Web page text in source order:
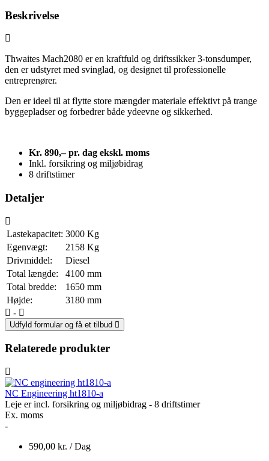
Beskrivelse
Thwaites Mach2080 er en kraftfuld og driftssikker 3-tonsdumper,
den er udstyret med svinglad, og designet til professionelle
entreprenører.
Den er ideel til at flytte store mængder materiale effektivt på trange
byggepladser og forbedrer både ydeevne og sikkerhed.
Kr. 890,– pr. dag ekskl. moms
Inkl. forsikring og miljøbidrag
8 driftstimer
Detaljer
Lastekapacitet: 3000 Kg
Egenvægt:
2158 Kg
Drivmiddel:
Diesel
Total længde:
4100 mm
Total bredde:
1650 mm
Højde:
3180 mm
-
Udfyld formular og få et tilbud
Relaterede produkter
NC Engineering ht1810-a
Leje er incl. forsikring og miljøbidrag - 8 driftstimer
Ex. moms
-
590,00 kr. / Dag